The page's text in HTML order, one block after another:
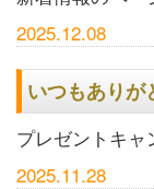
2025.12.08
いつもありが
プレゼントキャ
2025.11.28